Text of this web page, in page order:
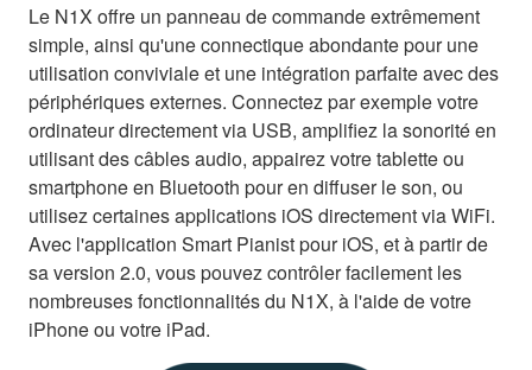
Le N1X offre un panneau de commande extrêmement
simple, ainsi qu'une connectique abondante pour une
utilisation conviviale et une intégration parfaite avec des
périphériques externes. Connectez par exemple votre
ordinateur directement via USB, amplifiez la sonorité en
utilisant des câbles audio, appairez votre tablette ou
smartphone en Bluetooth pour en diffuser le son, ou
utilisez certaines applications iOS directement via WiFi.
Avec l'application Smart Pianist pour iOS, et à partir de
sa version 2.0, vous pouvez contrôler facilement les
nombreuses fonctionnalités du N1X, à l'aide de votre
iPhone ou votre iPad.